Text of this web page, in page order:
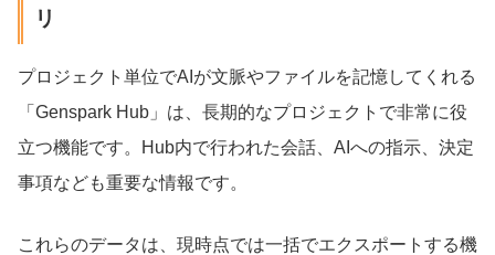
リ
プロジェクト単位でAIが文脈やファイルを記憶してくれる
「Genspark Hub」は、長期的なプロジェクトで非常に役
立つ機能です。Hub内で行われた会話、AIへの指示、決定
事項なども重要な情報です。
これらのデータは、現時点では一括でエクスポートする機